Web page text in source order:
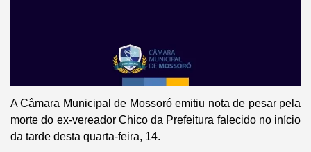
A Câmara Municipal de Mossoró emitiu nota de pesar pela
morte do ex-vereador Chico da Prefeitura falecido no início
da tarde desta quarta-feira, 14.